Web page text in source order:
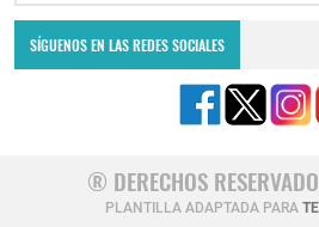
SÍGUENOS EN LAS REDES SOCIALES
® DERECHOS
PLANTILLA ADAPTADA PARA